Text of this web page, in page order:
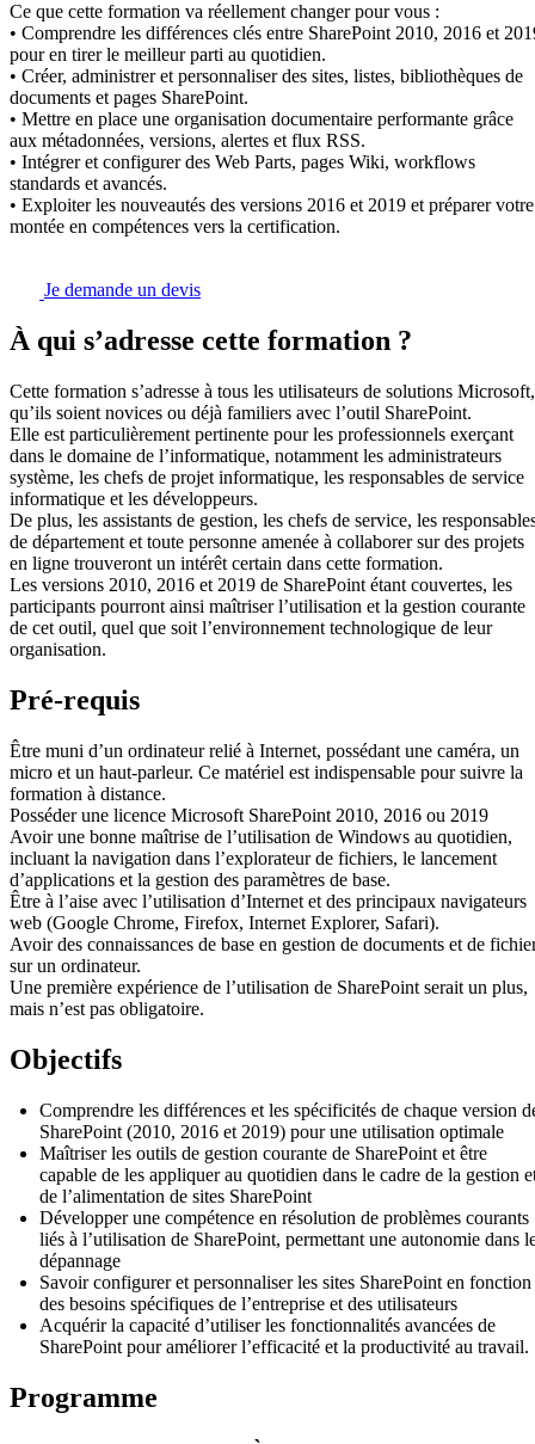
Ce que cette formation va réellement changer pour vous :
• Comprendre les différences clés entre SharePoint 2010, 2016 et
pour en tirer le meilleur parti au quotidien.
• Créer, administrer et personnaliser des sites, listes, bibliothèques de
documents et pages SharePoint.
• Mettre en place une organisation documentaire performante grâce
aux métadonnées, versions, alertes et flux RSS.
• Intégrer et configurer des Web Parts, pages Wiki, workflows
standards et avancés.
• Exploiter les nouveautés des versions 2016 et 2019 et préparer votre
montée en compétences vers la certification.
Je demande un devis
À qui s’adresse cette formation ?
Cette formation s’adresse à tous les utilisateurs de solutions Microsoft,
qu’ils soient novices ou déjà familiers avec l’outil SharePoint.
Elle est particulièrement pertinente pour les professionnels exerçant
dans le domaine de l’informatique, notamment les administrateurs
système, les chefs de projet informatique, les responsables de service
informatique et les développeurs.
De plus, les assistants de gestion, les chefs de service, les
de département et toute personne amenée à collaborer sur des projets
en ligne trouveront un intérêt certain dans cette formation.
Les versions 2010, 2016 et 2019 de SharePoint étant couvertes, les
participants pourront ainsi maîtriser l’utilisation et la gestion courante
de cet outil, quel que soit l’environnement technologique de leur
organisation.
Pré-requis
Être muni d’un ordinateur relié à Internet, possédant une caméra, un
micro et un haut-parleur. Ce matériel est indispensable pour suivre la
formation à distance.
Posséder une licence Microsoft SharePoint 2010, 2016 ou 2019
Avoir une bonne maîtrise de l’utilisation de Windows au quotidien,
incluant la navigation dans l’explorateur de fichiers, le lancement
d’applications et la gestion des paramètres de base.
Être à l’aise avec l’utilisation d’Internet et des principaux navigateurs
web (Google Chrome, Firefox, Internet Explorer, Safari).
Avoir des connaissances de base en gestion de documents et de
sur un ordinateur.
Une première expérience de l’utilisation de SharePoint serait un plus,
mais n’est pas obligatoire.
Objectifs
Comprendre les différences et les spécificités de chaque version
SharePoint (2010, 2016 et 2019) pour une utilisation optimale
Maîtriser les outils de gestion courante de SharePoint et être
capable de les appliquer au quotidien dans le cadre de la gestion
de l’alimentation de sites SharePoint
Développer une compétence en résolution de problèmes courants
liés à l’utilisation de SharePoint, permettant une autonomie dans
dépannage
Savoir configurer et personnaliser les sites SharePoint en fonction
des besoins spécifiques de l’entreprise et des utilisateurs
Acquérir la capacité d’utiliser les fonctionnalités avancées de
SharePoint pour améliorer l’efficacité et la productivité au travail.
Programme